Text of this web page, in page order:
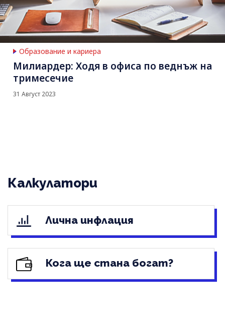
Образование и кариера
Милиардер: Ходя в офиса по веднъж на
тримесечие
31 Август 2023
Калкулатори
Лична инфлация
Кога ще стана богат?